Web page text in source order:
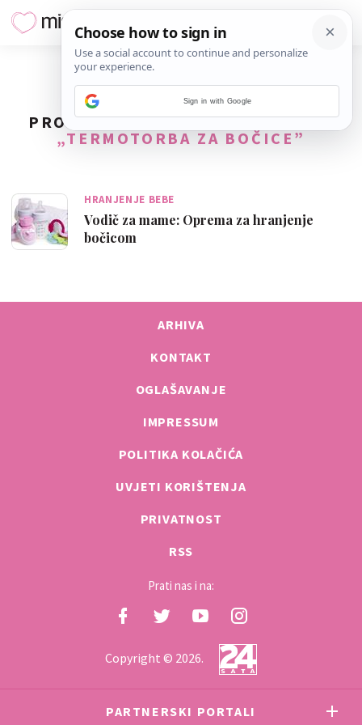
PRONAĐENO1REZULTATA ZA TAG
„TERMOTORBA ZA BOČICE”
HRANJENJE BEBE
Vodič za mame: Oprema za hranjenje
bočicom
ARHIVA
KONTAKT
OGLAŠAVANJE
IMPRESSUM
POLITIKA KOLAČIĆA
UVJETI KORIŠTENJA
PRIVATNOST
RSS
Prati nas i na:
Copyright © 2026.
PARTNERSKI PORTALI
Sign in with Google